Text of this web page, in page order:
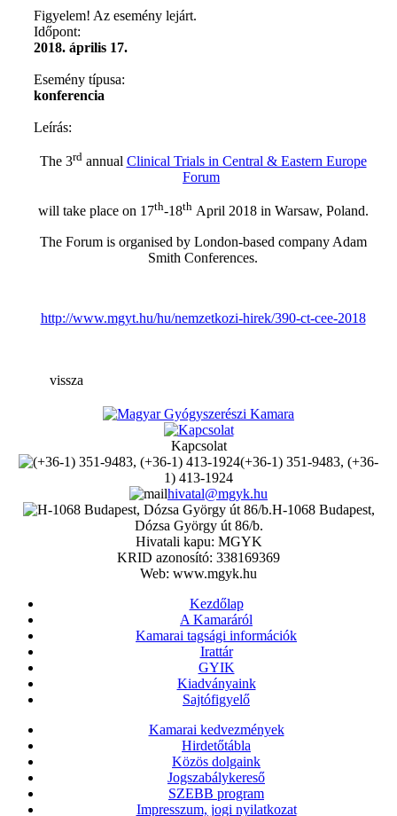
Figyelem! Az esemény lejárt.
Időpont:
2018. április 17.
Esemény típusa:
konferencia
Leírás:
The 3rdannual Clinical Trials in Central & Eastern Europe
Forum
will take place on 17th-18thApril 2018 in Warsaw, Poland.
The Forum is organised by London-based company Adam
Smith Conferences.
http://www.mgyt.hu/hu/nemzetkozi-hirek/390-ct-cee-2018
vissza
Kapcsolat
(+36-1) 351-9483, (+36-
1) 413-1924
hivatal@mgyk.hu
H-1068 Budapest,
Dózsa György út 86/b.
Hivatali kapu: MGYK
KRID azonosító: 338169369
Web: www.mgyk.hu
Kezdőlap
A Kamaráról
Kamarai tagsági információk
Irattár
GYIK
Kiadványaink
Sajtófigyelő
Kamarai kedvezmények
Hirdetőtábla
Közös dolgaink
Jogszabálykereső
SZEBB program
Impresszum, jogi nyilatkozat